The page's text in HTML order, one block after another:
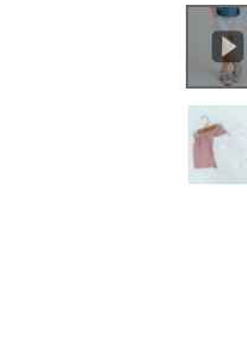
0:00
/
0:52